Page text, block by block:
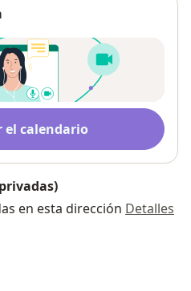
el calendario
en esta dirección Detalles